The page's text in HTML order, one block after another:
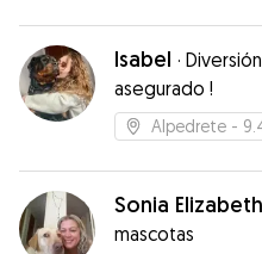
Isabel ·
asegurado !
Alpedrete -
Sonia Elizabeth
mascotas